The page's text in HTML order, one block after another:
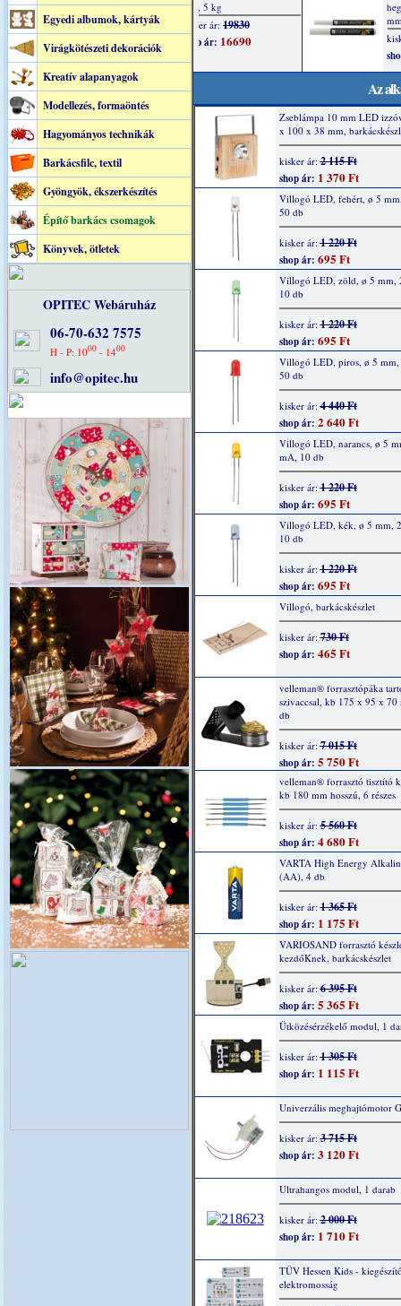
Egyedi albumok, kártyák
Virágkötészeti dekorációk
Kreatív alapanyagok
Modellezés, formaöntés
Hagyományos technikák
Barkácsfilc, textil
Gyöngyök, ékszerkészítés
Építő barkács csomagok
Könyvek, ötletek
OPITEC Webáruház
06-70-632 7575
H - P: 1000 - 1400
info@opitec.hu
Az
Zseblámpa 10 mm LED
x 100 x 38 mm,
kisker ár:2 115 Ft
shop ár: 1 370 Ft
Villogó LED, fehért, ø 5
50 db
kisker ár:1 220 Ft
shop ár: 695 Ft
Villogó LED, zöld, ø 5 mm,
10 db
kisker ár:1 220 Ft
shop ár: 695 Ft
Villogó LED, piros, ø 5
50 db
kisker ár:4 440 Ft
shop ár: 2 640 Ft
Villogó LED, narancs, ø 5
mA, 10 db
kisker ár:1 220 Ft
shop ár: 695 Ft
Villogó LED, kék, ø 5 mm,
10 db
kisker ár:1 220 Ft
shop ár: 695 Ft
Villogó, barkácskészlet
kisker ár:730 Ft
shop ár: 465 Ft
velleman® forrasztópáka
szivaccsal, kb 175 x 95 x 70
db
kisker ár:7 015 Ft
shop ár: 5 750 Ft
velleman® forrasztó tisztító
kb 180 mm hosszú, 6 részes
kisker ár:5 560 Ft
shop ár: 4 680 Ft
VARTA High Energy
(AA), 4 db
kisker ár:1 365 Ft
shop ár: 1 175 Ft
VARIOSAND forrasztó
kezdőKnek, barkácskészlet
kisker ár:6 395 Ft
shop ár: 5 365 Ft
Ütközésérzékelő modul, 1
kisker ár:1 305 Ft
shop ár: 1 115 Ft
Univerzális meghajtómotor
kisker ár:3 715 Ft
shop ár: 3 120 Ft
Ultrahangos modul, 1 darab
kisker ár:2 000 Ft
shop ár: 1 710 Ft
TÜV Hessen Kids -
elektromosság